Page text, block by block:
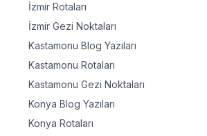
İzmir Rotaları
İzmir Gezi Noktaları
Kastamonu Blog Yazıları
Kastamonu Rotaları
Kastamonu Gezi Noktaları
Konya Blog Yazıları
Konya Rotaları